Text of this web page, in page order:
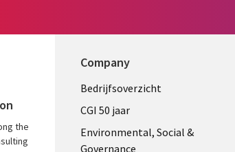
the
Company
Useful
links
NETHERLANDS
Bedrijfsoverzicht
CGI 50 jaar
Environmental, Social &
Governance